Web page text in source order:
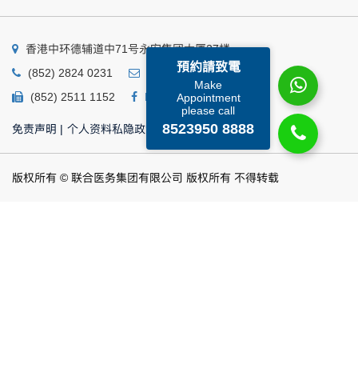
預約請致電
Make
Appointment
please call
8523950 8888
香港中环德辅道中71号永安集团大厦27楼
(852) 2824 0231
business@ump.com.hk
(852) 2511 1152
Facebook Linkedin
免责声明 | 个人资料私隐政策 | 个人资料收集声明
版权所有 © 联合医务集团有限公司 版权所有 不得转载